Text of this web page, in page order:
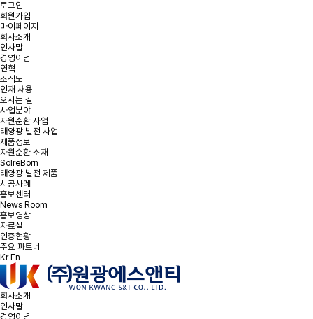
로그인
회원가입
마이페이지
회사소개
인사말
경영이념
연혁
조직도
인재 채용
오시는 길
사업분야
자원순환 사업
태양광 발전 사업
제품정보
자원순환 소재
SolreBorn
태양광 발전 제품
시공사례
홍보센터
News Room
홍보영상
자료실
인증현황
주요 파트너
Kr En
회사소개
인사말
경영이념
온라인 문의
문의사항을 남겨주시면 빠른 시일내에 연락을 드리겠습니다.
태양광 발전 및
리파워링 문의
*
*